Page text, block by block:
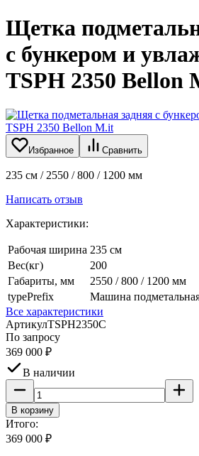
Щетка
с бункером и
TSPH 2350 Bellon
Избранное Сравнить
235 см / 2550 / 800 / 1200 мм
Написать отзыв
Характеристики:
Рабочая ширина 235 см
Вес(кг)
200
Габариты, мм
2550 / 800 / 1200 мм
typePrefix
Машина
Все характеристики
АртикулTSPH2350C
По запросу
369 000 ₽
В наличии
В корзину
Итого:
369 000 ₽